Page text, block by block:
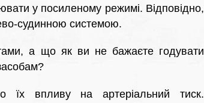
у посиленому режимі. Відповідно,
судинною системою.
а що як ви не бажаєте годувати
їх впливу на артеріальний тиск.